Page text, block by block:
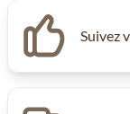
Suivez